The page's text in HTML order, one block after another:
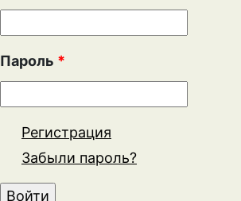
Пароль *
Регистрация
Забыли пароль?